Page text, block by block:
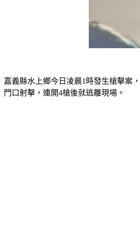
嘉義縣水上鄉今日凌晨1時發生槍擊案
門口射擊，連開4槍後就逃離現場。